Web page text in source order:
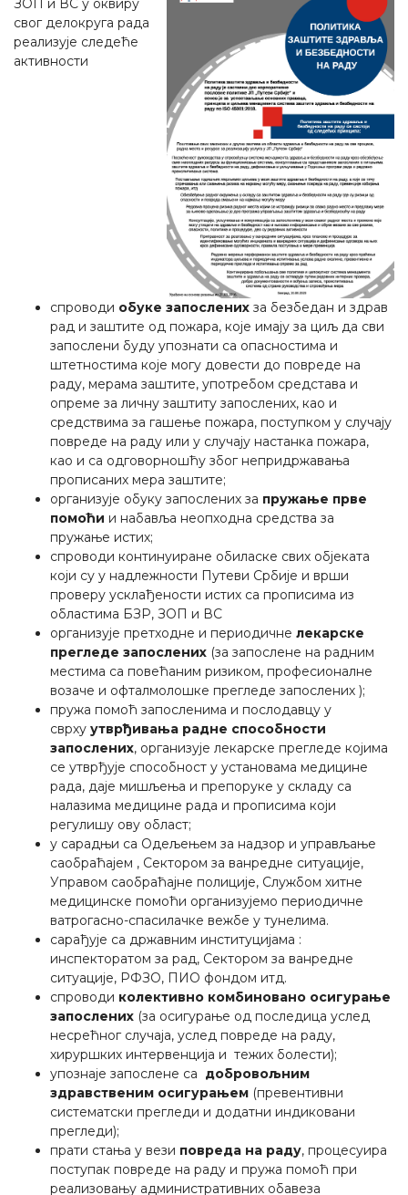
ЗОП и ВС у оквиру
свог делокруга рада
реализује следеће
активности
спроводи обуке запослених за безбедан и здрав
рад и заштите од пожара, које имају за циљ да сви
запослени буду упознати са опасностима и
штетностима које могу довести до повреде на
раду, мерама заштите, употребом средстава и
опреме за личну заштиту запослених, као и
средствима за гашење пожара, поступком у случају
повреде на раду или у случају настанка пожара,
као и са одговорношћу због непридржавања
прописаних мера заштите;
организује обуку запослених за пружање прве
помоћи и набавља неопходна средства за
пружање истих;
спроводи континуиране обиласке свих објеката
који су у надлежности Путеви Србије и врши
проверу усклађености истих са прописима из
областима БЗР, ЗОП и ВС
организује претходне и периодичне лекарске
прегледе запослених (за запослене на радним
местима са повећаним ризиком, професионалне
возаче и офталмолошке прегледе запослених );
пружа помоћ запосленима и послодавцу у
сврху утврђивања радне способности
запослених, организује лекарске прегледе којима
се утврђује способност у установама медицине
рада, даје мишљења и препоруке у складу са
налазима медицине рада и прописима који
регулишу ову област;
у сарадњи са Одељењем за надзор и управљање
саобраћајем , Сектором за ванредне ситуације,
Управом саобраћајне полиције, Службом хитне
медицинске помоћи организујемо периодичне
ватрогасно-спасилачке вежбе у тунелима.
сарађује са државним институцијама :
инспекторатом за рад, Сектором за ванредне
ситуације, РФЗО, ПИО фондом итд.
спроводи колективно комбиновано осигурање
запослених (за осигурање од последица услед
несрећног случаја, услед повреде на раду,
хируршких интервенција и тежих болести);
упознаје запослене са добровољним
здравственим осигурањем (превентивни
систематски прегледи и додатни индиковани
прегледи);
прати стања у вези повреда на раду, процесуира
поступак повреде на раду и пружа помоћ при
реализовању административних обавеза